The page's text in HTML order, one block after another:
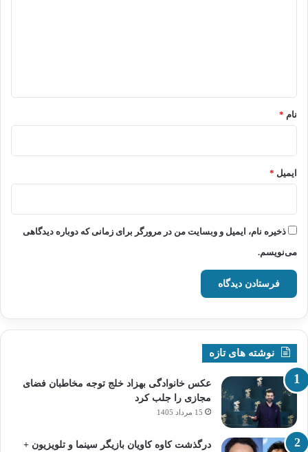
نام *
ایمیل *
ذخیره نام، ایمیل و وبسایت من در مرورگر برای زمانی که دوباره دیدگاهی
می‌نویسم.
نوشته های تازه
عکس خانوادگی بهزاد خلج توجه مخاطبان فضای
مجازی را جلب کرد
15 مرداد 1405
درگذشت کاوه کاویان بازیگر سینما و تلویزیون +